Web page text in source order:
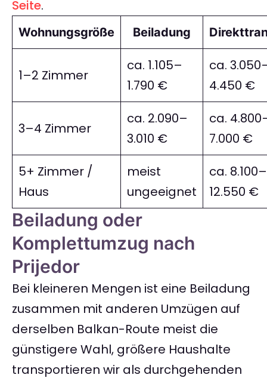
Seite.
Wohnungsgröße Beiladung
1–2 Zimmer
ca. 1.105–
1.790 €
ca.
4.450 €
3–4 Zimmer
ca. 2.090–
3.010 €
ca.
7.000 €
5+ Zimmer /
Haus
meist
ungeeignet
ca. 8.100–
12.550 €
Beiladung oder
Komplettumzug nach
Prijedor
Bei kleineren Mengen ist eine Beiladung
zusammen mit anderen Umzügen auf
derselben Balkan-Route meist die
günstigere Wahl, größere Haushalte
transportieren wir als durchgehenden